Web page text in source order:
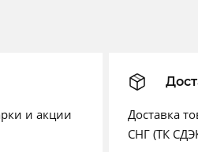
и акции
Доставка
СНГ (ТК